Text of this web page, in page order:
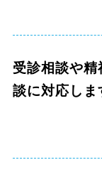
受診相談や
談に対応しま